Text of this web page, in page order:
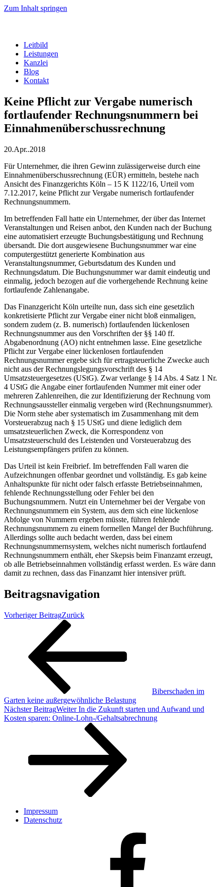
Zum Inhalt springen
Leitbild
Leistungen
Kanzlei
Blog
Kontakt
Keine Pflicht zur Vergabe numerisch
fortlaufender Rechnungsnummern bei
Einnahmenüberschussrechnung
20.Apr..2018
Für Unternehmer, die ihren Gewinn zulässigerweise durch eine
Einnahmenüberschussrechnung (EÜR) ermitteln, bestehe nach
Ansicht des Finanzgerichts Köln – 15 K 1122/16, Urteil vom
7.12.2017, keine Pflicht zur Vergabe numerisch fortlaufender
Rechnungsnummern.
Im betreffenden Fall hatte ein Unternehmer, der über das Internet
Veranstaltungen und Reisen anbot, den Kunden nach der Buchung
eine automatisiert erzeugte Buchungsbestätigung und Rechnung
übersandt. Die dort ausgewiesene Buchungsnummer war eine
computergestützt generierte Kombination aus
Veranstaltungsnummer, Geburtsdatum des Kunden und
Rechnungsdatum. Die Buchungsnummer war damit eindeutig und
einmalig, jedoch bezogen auf die vorhergehende Rechnung keine
fortlaufende Zahlenangabe.
Das Finanzgericht Köln urteilte nun, dass sich eine gesetzlich
konkretisierte Pflicht zur Vergabe einer nicht bloß einmaligen,
sondern zudem (z. B. numerisch) fortlaufenden lückenlosen
Rechnungsnummer aus den Vorschriften der §§ 140 ff.
Abgabenordnung (AO) nicht entnehmen lasse. Eine gesetzliche
Pflicht zur Vergabe einer lückenlosen fortlaufenden
Rechnungsnummer ergebe sich für ertragsteuerliche Zwecke auch
nicht aus der Rechnungslegungsvorschrift des § 14
Umsatzsteuergesetzes (UStG). Zwar verlange § 14 Abs. 4 Satz 1 Nr.
4 UStG die Angabe einer fortlaufenden Nummer mit einer oder
mehreren Zahlenreihen, die zur Identifizierung der Rechnung vom
Rechnungsaussteller einmalig vergeben wird (Rechnungsnummer).
Die Norm stehe aber systematisch im Zusammenhang mit dem
Vorsteuerabzug nach § 15 UStG und diene lediglich dem
umsatzsteuerlichen Zweck, die Korrespondenz von
Umsatzsteuerschuld des Leistenden und Vorsteuerabzug des
Leistungsempfängers prüfen zu können.
Das Urteil ist kein Freibrief. Im betreffenden Fall waren die
Aufzeichnungen offenbar geordnet und vollständig. Es gab keine
Anhaltspunkte für nicht oder falsch erfasste Betriebseinnahmen,
fehlende Rechnungsstellung oder Fehler bei den
Buchungsnummern. Nutzt ein Unternehmer bei der Vergabe von
Rechnungsnummern ein System, aus dem sich eine lückenlose
Abfolge von Nummern ergeben müsste, führen fehlende
Rechnungsnummern zu einem formellen Mangel der Buchführung.
Allerdings sollte auch bedacht werden, dass bei einem
Rechnungsnummernsystem, welches nicht numerisch fortlaufend
Rechnungsnummern enthält, eher Skepsis beim Finanzamt erzeugt,
ob alle Betriebseinnahmen vollständig erfasst werden. Es wäre dann
damit zu rechnen, dass das Finanzamt hier intensiver prüft.
Beitragsnavigation
Vorheriger BeitragZurück
Biberschaden im
Garten keine außergewöhnliche Belastung
Nächster BeitragWeiter In die Zukunft starten und Aufwand und
Kosten sparen: Online-Lohn-/Gehaltsabrechnung
Impressum
Datenschutz